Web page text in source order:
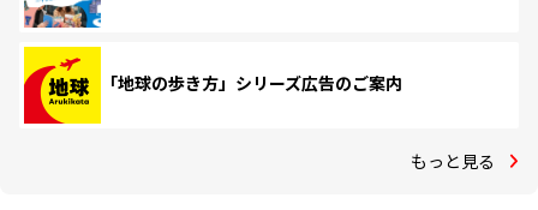
「地球の歩き方」シリーズ広告のご案内
もっと見る